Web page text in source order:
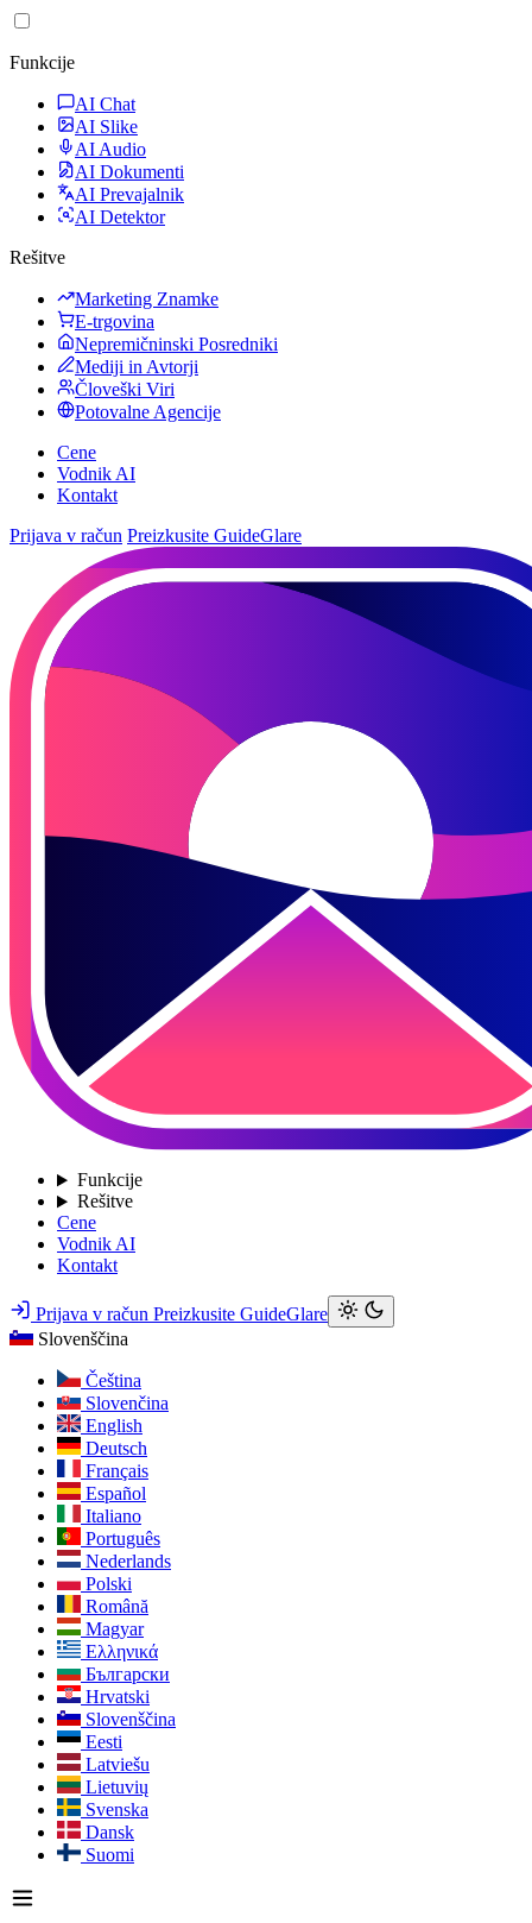
Funkcije
AI Chat
AI Slike
AI Audio
AI Dokumenti
AI Prevajalnik
AI Detektor
Rešitve
Marketing Znamke
E-trgovina
Nepremičninski Posredniki
Mediji in Avtorji
Človeški Viri
Potovalne Agencije
Cene
Vodnik AI
Kontakt
Prijava v račun Preizkusite GuideGlare
Funkcije
Rešitve
Cene
Vodnik AI
Kontakt
Prijava v račun Preizkusite GuideGlare
Slovenščina
Čeština
Slovenčina
English
Deutsch
Français
Español
Italiano
Português
Nederlands
Polski
Română
Magyar
Ελληνικά
Български
Hrvatski
Slovenščina
Eesti
Latviešu
Lietuvių
Svenska
Dansk
Suomi